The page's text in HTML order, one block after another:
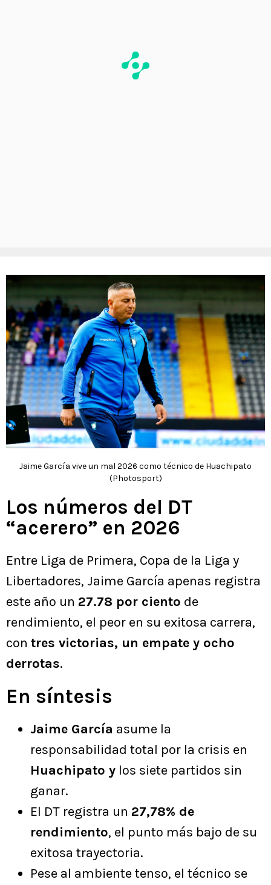
Jaime García vive un mal 2026 como técnico de Huachipato
(Photosport)
Los números del DT
“acerero” en 2026
Entre Liga de Primera, Copa de la Liga y
Libertadores, Jaime García apenas registra
este año un 27.78 por ciento de
rendimiento, el peor en su exitosa carrera,
con tres victorias, un empate y ocho
derrotas.
En síntesis
Jaime García asume la
responsabilidad total por la crisis en
Huachipato y los siete partidos sin
ganar.
El DT registra un 27,78% de
rendimiento, el punto más bajo de su
exitosa trayectoria.
Pese al ambiente tenso, el técnico se